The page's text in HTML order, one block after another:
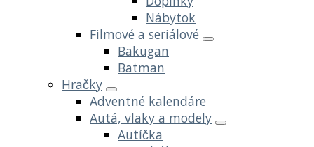
Nábytok
Filmové a seriálové
Bakugan
Batman
Hračky
Adventné kalendáre
Autá, vlaky a modely
Autíčka